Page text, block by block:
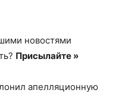
новостями
Присылайте »
апелляционную